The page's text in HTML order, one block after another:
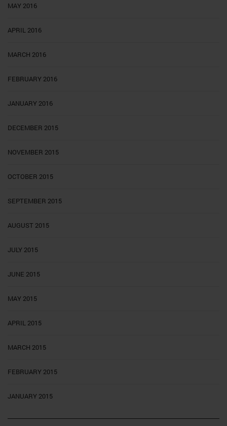
MAY 2016
APRIL 2016
MARCH 2016
FEBRUARY 2016
JANUARY 2016
DECEMBER 2015
NOVEMBER 2015
OCTOBER 2015
SEPTEMBER 2015
AUGUST 2015
JULY 2015
JUNE 2015
MAY 2015
APRIL 2015
MARCH 2015
FEBRUARY 2015
JANUARY 2015